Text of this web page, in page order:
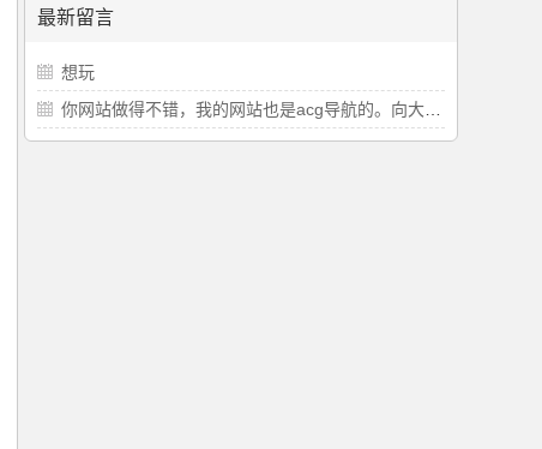
最新留言
想玩